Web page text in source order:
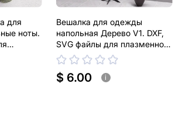
для
ноты.
резки
Вешалка для одежды
напольная Дерево V1. DXF,
SVG файлы для плазменной,
лазерной резки
$ 6.00 i